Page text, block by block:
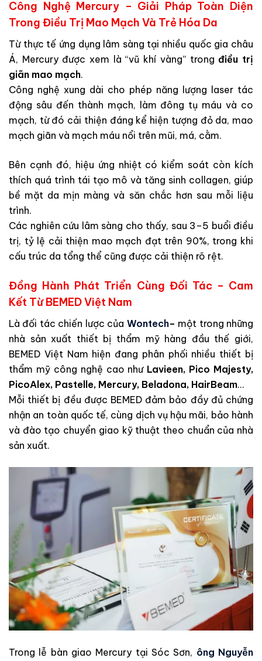
Công Nghệ Mercury – Giải Pháp Toàn Diện
Trong Điều Trị Mao Mạch Và Trẻ Hóa Da
Từ thực tế ứng dụng lâm sàng tại nhiều quốc gia châu
Á, Mercury được xem là “vũ khí vàng” trong điều trị
giãn mao mạch.
Công nghệ xung dài cho phép năng lượng laser tác
động sâu đến thành mạch, làm đông tụ máu và co
mạch, từ đó cải thiện đáng kể hiện tượng đỏ da, mao
mạch giãn và mạch máu nổi trên mũi, má, cằm.
Bên cạnh đó, hiệu ứng nhiệt có kiểm soát còn kích
thích quá trình tái tạo mô và tăng sinh collagen, giúp
bề mặt da mịn màng và săn chắc hơn sau mỗi liệu
trình.
Các nghiên cứu lâm sàng cho thấy, sau 3–5 buổi điều
trị, tỷ lệ cải thiện mao mạch đạt trên 90%, trong khi
cấu trúc da tổng thể cũng được cải thiện rõ rệt.
Đồng Hành Phát Triển Cùng Đối Tác – Cam
Kết Từ BEMED Việt Nam
Là đối tác chiến lược của Wontech– một trong những
nhà sản xuất thiết bị thẩm mỹ hàng đầu thế giới,
BEMED Việt Nam hiện đang phân phối nhiều thiết bị
thẩm mỹ công nghệ cao như Lavieen, Pico Majesty,
PicoAlex, Pastelle, Mercury, Beladona, HairBeam…
Mỗi thiết bị đều được BEMED đảm bảo đầy đủ chứng
nhận an toàn quốc tế, cùng dịch vụ hậu mãi, bảo hành
và đào tạo chuyển giao kỹ thuật theo chuẩn của nhà
sản xuất.
Trong lễ bàn giao Mercury tại Sóc Sơn, ông Nguyễn